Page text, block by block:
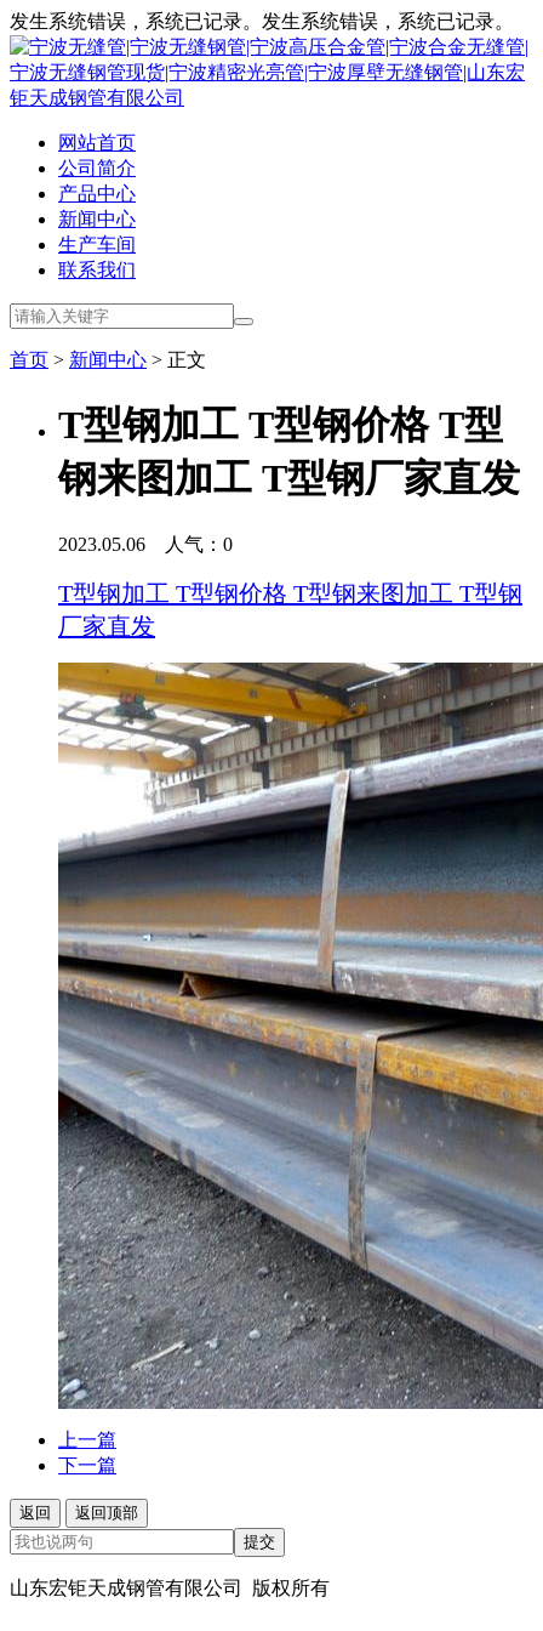
发生系统错误，系统已记录。发生系统错误，系统已记录。
网站首页
公司简介
产品中心
新闻中心
生产车间
联系我们
首页 > 新闻中心 > 正文
T型钢加工 T型钢价格 T型
钢来图加工 T型钢厂家直发
2023.05.06 人气： 0
T型钢加工 T型钢价格 T型钢来图加工 T型钢
厂家直发
上一篇
下一篇
返回
返回顶部
提交
山东宏钜天成钢管有限公司 版权所有